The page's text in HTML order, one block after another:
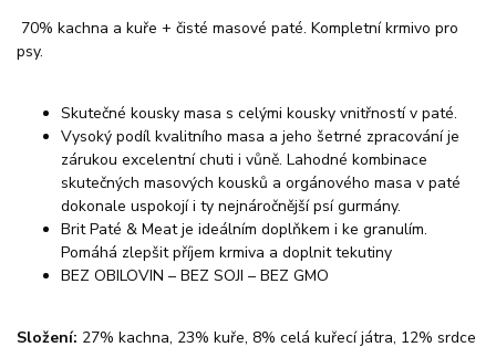
70% kachna a kuře + čisté masové paté. Kompletní krmivo pro
psy.
Skutečné kousky masa s celými kousky vnitřností v paté.
Vysoký podíl kvalitního masa a jeho šetrné zpracování je
zárukou excelentní chuti i vůně. Lahodné kombinace
skutečných masových kousků a orgánového masa v paté
dokonale uspokojí i ty nejnáročnější psí gurmány.
Brit Paté & Meat je ideálním doplňkem i ke granulím.
Pomáhá zlepšit příjem krmiva a doplnit tekutiny
BEZ OBILOVIN – BEZ SOJI – BEZ GMO
Složení: 27% kachna, 23% kuře, 8% celá kuřecí játra, 12% srdce